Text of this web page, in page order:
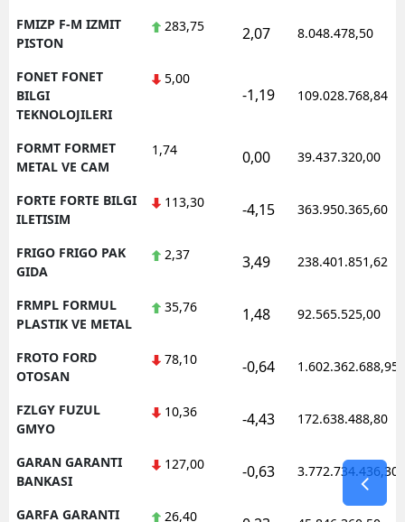
FMIZP F-M IZMIT
PISTON
283,75 2,07 8.048.478,50
FONET FONET
BILGI
TEKNOLOJILERI
5,00
-1,19 109.028.768,84
FORMT FORMET
METAL VE CAM
1,74 0,00 39.437.320,00
FORTE FORTE BILGI
ILETISIM
113,30 -4,15 363.950.365,60
FRIGO FRIGO PAK
GIDA
2,37 3,49 238.401.851,62
FRMPL FORMUL
PLASTIK VE METAL
35,76 1,48 92.565.525,00
FROTO FORD
OTOSAN
78,10 -0,64 1.602.362.688,95
FZLGY FUZUL
GMYO
10,36 -4,43 172.638.488,80
GARAN GARANTI
BANKASI
127,00 -0,63 3.772.734.436,30
GARFA GARANTI 26,40